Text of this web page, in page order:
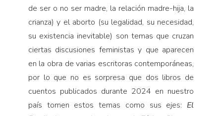
de ser o no ser madre, la relación madre-hija, la
crianza) y el aborto (su legalidad, su necesidad,
su existencia inevitable) son temas que cruzan
ciertas discusiones feministas y que aparecen
en la obra de varias escritoras contemporáneas,
por lo que no es sorpresa que dos libros de
cuentos publicados durante 2024 en nuestro
país tomen estos temas como sus ejes: El